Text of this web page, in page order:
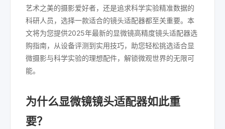
艺术之美的摄影爱好者，还是追求科学实验精准数据的
科研人员，选择一款适合的镜头适配器都至关重要。本
文将为您提供2025年最新的显微镜高精度镜头适配器选
购指南，从设备评测到实用技巧，助您轻松挑选适合显
微摄影与科学实验的理想配件，解锁微观世界的无限可
能。
为什么显微镜镜头适配器如此重
要？